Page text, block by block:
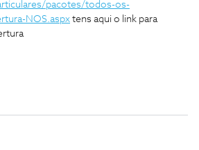
pacotes/todos-os-
NOS.aspx tens aqui o link para